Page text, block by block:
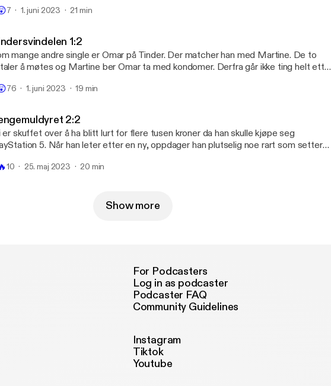
7 1. juni 2023 21 min
1:2
mange andre single er Omar på Tinder. Der matcher han med Martine. De to
å møtes og Martine ber Omar ta med kondomer. Derfra går ikke ting helt etter
76 1. juni 2023 19 min
2:2
er skuffet over å ha blitt lurt for flere tusen kroner da han skulle kjøpe seg
5. Når han leter etter en ny, oppdager han plutselig noe rart som setter
10 25. maj 2023 20 min
Show more
For Podcasters
Log in as podcaster
Podcaster FAQ
Community Guidelines
Instagram
Tiktok
Youtube